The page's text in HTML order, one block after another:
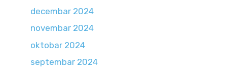
decembar 2024
novembar 2024
oktobar 2024
septembar 2024